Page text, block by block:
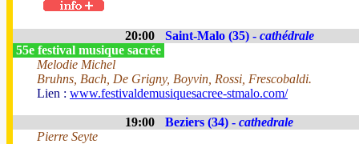
20:00 Saint-Malo (35) - cathédrale
55e festival musique sacrée
Melodie Michel
Bruhns, Bach, De Grigny, Boyvin, Rossi, Frescobaldi.
Lien : www.festivaldemusiquesacree-stmalo.com/
19:00 Beziers (34) - cathedrale
Pierre Seyte